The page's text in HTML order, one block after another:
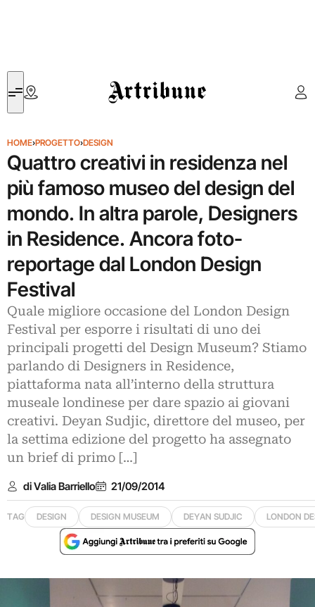
Artribune
HOME›PROGETTO›DESIGN
Quattro creativi in residenza nel
più famoso museo del design del
mondo. In altra parole, Designers
in Residence. Ancora foto-
reportage dal London Design
Festival
Quale migliore occasione del London Design
Festival per esporre i risultati di uno dei
principali progetti del Design Museum? Stiamo
parlando di Designers in Residence,
piattaforma nata all’interno della struttura
museale londinese per dare spazio ai giovani
creativi. Deyan Sudjic, direttore del museo, per
la settima edizione del progetto ha assegnato
un brief di primo […]
di Valia Barriello 21/09/2014
TAG DESIGN DESIGN MUSEUM DEYAN SUDJIC LONDON